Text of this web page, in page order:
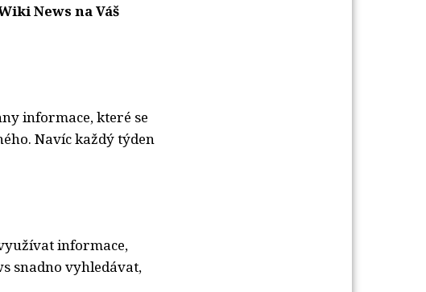
News na Váš
informace, které se
Navíc každý týden
informace,
snadno vyhledávat,